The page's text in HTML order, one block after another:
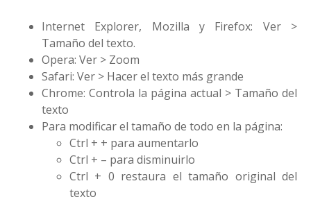
Internet Explorer, Mozilla y Firefox: Ver >
Tamaño del texto.
Opera: Ver > Zoom
Safari: Ver > Hacer el texto más grande
Chrome: Controla la página actual > Tamaño del
texto
Para modificar el tamaño de todo en la página:
Ctrl + + para aumentarlo
Ctrl + – para disminuirlo
Ctrl + 0 restaura el tamaño original del
texto